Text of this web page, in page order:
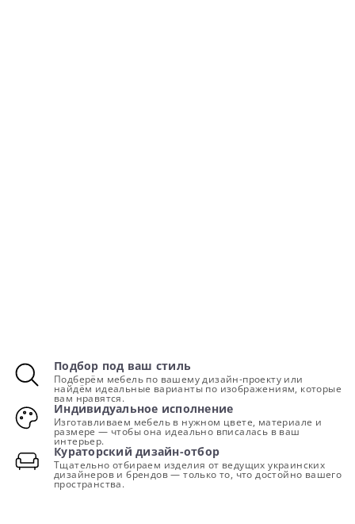
Подбор под ваш стиль
Подберём мебель по вашему дизайн-проекту или
найдём идеальные варианты по изображениям, которые
вам нравятся.
Индивидуальное исполнение
Изготавливаем мебель в нужном цвете, материале и
размере — чтобы она идеально вписалась в ваш
интерьер.
Кураторский дизайн-отбор
Тщательно отбираем изделия от ведущих украинских
дизайнеров и брендов — только то, что достойно вашего
пространства.